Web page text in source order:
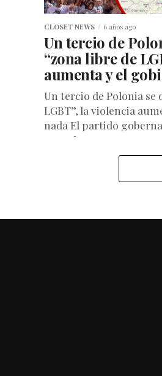
CLOSET NEWS 6 años ago
Un tercio de
“zona libre de
aumenta y el
Un tercio de Polonia se
LGBT”, la violencia
nada El partido
atacado...